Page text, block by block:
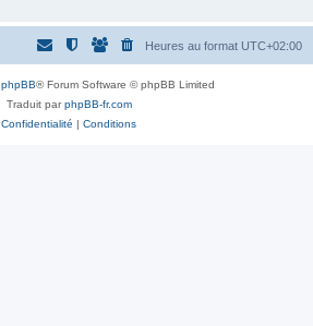
Heures au format UTC+02:00
phpBB® Forum Software © phpBB Limited
Traduit parphpBB-fr.com
Confidentialité | Conditions